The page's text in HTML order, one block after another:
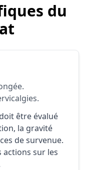
du
être évalué
la gravité
de survenue.
actions sur les